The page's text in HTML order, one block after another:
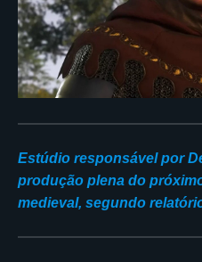
Estúdio responsável por
produção plena do
medieval, segundo